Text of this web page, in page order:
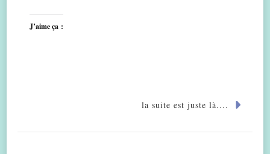
J’aime ça :
la suite est juste là....